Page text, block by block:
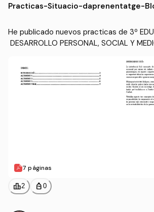
SOCIAL Y MEDIO AMBIEN
Practicas-Situacio-daprenentatge-
He publicado nuevos practicas de 3º
DESARROLLO PERSONAL, SOCIAL Y
7 páginas
leaderboard2 personal_bag 0